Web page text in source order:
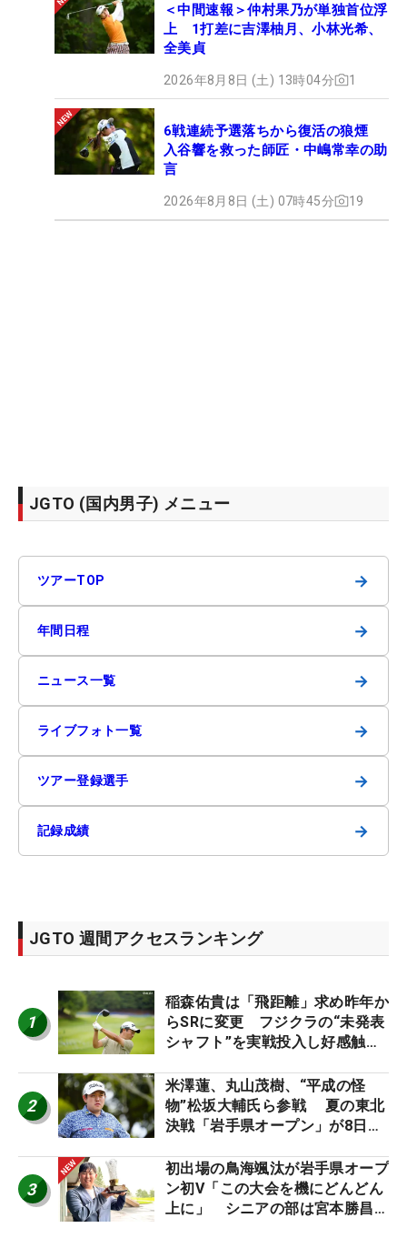
＜中間速報＞仲村果乃が単独首位浮
上 1打差に吉澤柚月、小林光希、
全美貞
2026年8月8日 (土) 13時04分 1
6戦連続予選落ちから復活の狼煙
入谷響を救った師匠・中嶋常幸の助
言
2026年8月8日 (土) 07時45分 19
JGTO (国内男子) メニュー
ツアーTOP →
年間日程 →
ニュース一覧 →
ライブフォト一覧 →
ツアー登録選手 →
記録成績 →
JGTO 週間アクセスランキング
1
稲森佑貴は「飛距離」求め昨年か
らSRに変更 フジクラの“未発表
シャフト”を実戦投入し好感触
ーのヒトネタ！】
2
米澤蓮、丸山茂樹、“平成の怪
物”松坂大輔氏ら参戦 夏の東北
決戦「岩手県オープン」が8日開
3
初出場の鳥海颯汰が岩手県オープ
ン初V「この大会を機にどんどん
上に」 シニアの部は宮本勝昌が